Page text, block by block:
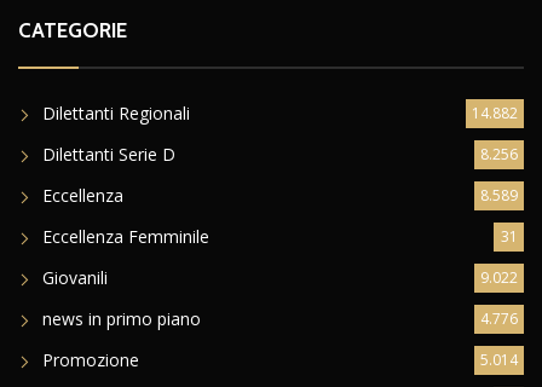
CATEGORIE
Dilettanti Regionali 14.882
Dilettanti Serie D 8.256
Eccellenza 8.589
Eccellenza Femminile 31
Giovanili 9.022
news in primo piano 4.776
Promozione 5.014